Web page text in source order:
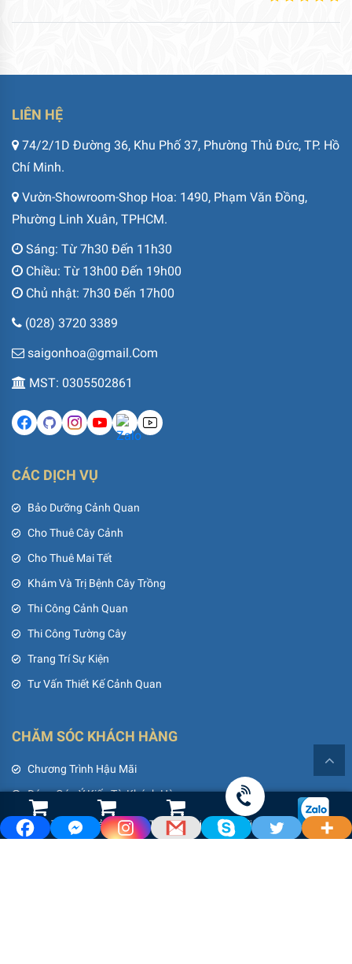
LIÊN HỆ
74/2/1D Đường 36, Khu Phố 37, Phường Thủ Đức, TP. Hồ
Chí Minh.
Vườn-Showroom-Shop Hoa: 1490, Phạm Văn Đồng,
Phường Linh Xuân, TPHCM.
Sáng: Từ 7h30 Đến 11h30
Chiều: Từ 13h00 Đến 19h00
Chủ nhật: 7h30 Đến 17h00
(028) 3720 3389
saigonhoa@gmail.Com
MST: 0305502861
CÁC DỊCH VỤ
Bảo Dưỡng Cảnh Quan
Cho Thuê Cây Cảnh
Cho Thuê Mai Tết
Khám Và Trị Bệnh Cây Trồng
Thi Công Cảnh Quan
Thi Công Tường Cây
Trang Trí Sự Kiện
Tư Vấn Thiết Kế Cảnh Quan
CHĂM SÓC KHÁCH HÀNG
Chương Trình Hậu Mãi
Đóng Góp Ý Kiến Từ Khách Hàng
Góc Thư Giãn
Shop Hoa Tươi Led Cảnh Quan Thiết Bị Tưới Gọi điện